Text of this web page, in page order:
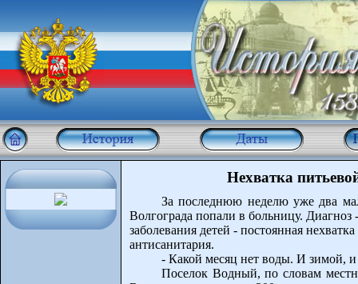
Нехватка
За последнюю неделю уже два
Волгограда попали в больницу.
заболевания детей - постоянная
антисанитария.
- Какой месяц нет воды. И зимой, и
Поселок Водный, по словам